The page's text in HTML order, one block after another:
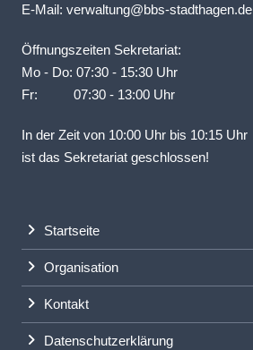
E-Mail: verwaltung@bbs-stadthagen.de
Öffnungszeiten Sekretariat:
Mo - Do: 07:30 - 15:30 Uhr
Fr: 07:30 - 13:00 Uhr
In der Zeit von 10:00 Uhr bis 10:15 Uhr
ist das Sekretariat geschlossen!
Startseite
Organisation
Kontakt
Datenschutzerklärung